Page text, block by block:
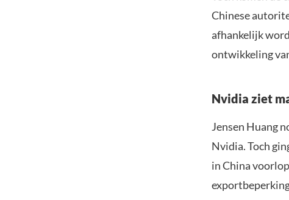
Chinese
afhankelijk
ontwikkeling
Nvidia ziet
Jensen Huang
Nvidia. Toch
in China